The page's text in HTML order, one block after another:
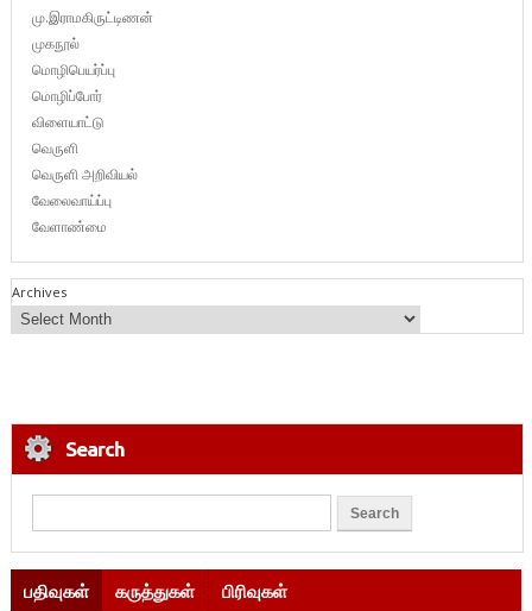
மு.இராமகிருட்டிணன்
முகநூல்
மொழிபெயர்ப்பு
மொழிப்போர்
விளையாட்டு
வெருளி
வெருளி அறிவியல்
வேலைவாய்ப்பு
வேளாண்மை
Archives
Search
பதிவுகள் கருத்துகள் பிரிவுகள்